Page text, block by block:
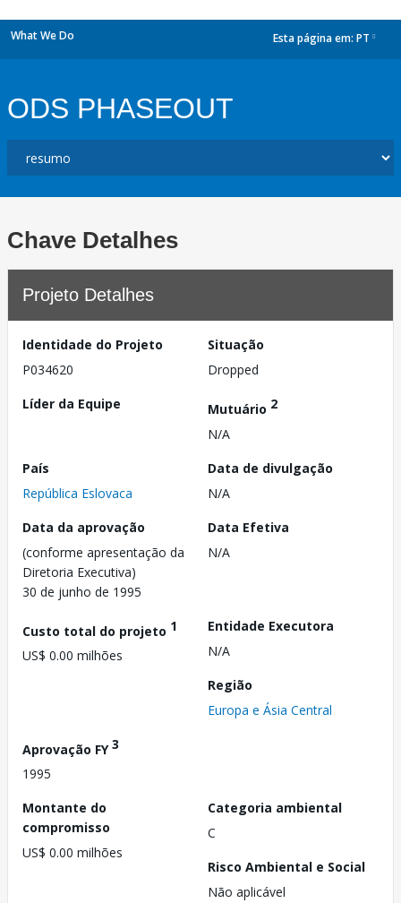
What We Do Esta página em: PT
ODS PHASEOUT
Chave Detalhes
Projeto Detalhes
Identidade do Projeto
P034620
Situação
Dropped
Líder da Equipe
Mutuário 2
N/A
País
República Eslovaca
Data de divulgação
N/A
Data da aprovação
(conforme apresentação da
Diretoria Executiva)
30 de junho de 1995
Data Efetiva
N/A
Custo total do projeto 1
US$ 0.00 milhões
Entidade Executora
N/A
Região
Europa e Ásia Central
Aprovação FY3
1995
Montante do
compromisso
US$ 0.00 milhões
Categoria ambiental
C
Risco Ambiental e Social
Não aplicável